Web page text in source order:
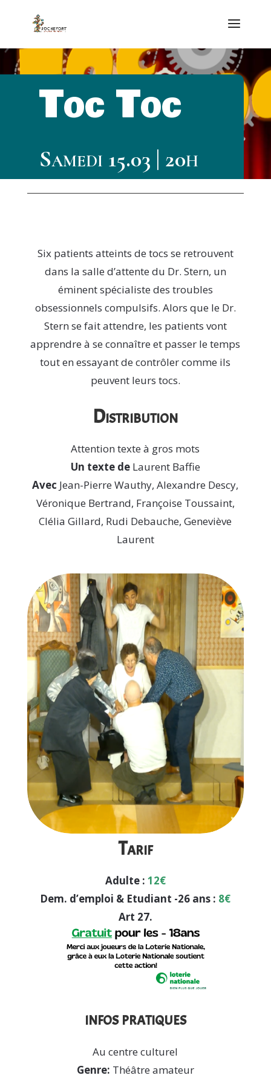
Toc Toc
Samedi 15.03 | 20h
Six patients atteints de tocs se retrouvent
dans la salle d’attente du Dr. Stern, un
éminent spécialiste des troubles
obsessionnels compulsifs. Alors que le Dr.
Stern se fait attendre, les patients vont
apprendre à se connaître et passer le temps
tout en essayant de contrôler comme ils
peuvent leurs tocs.
Distribution
Attention texte à gros mots
Un texte deLaurent Baffie
Avec Jean-Pierre Wauthy, Alexandre Descy,
Véronique Bertrand, Françoise Toussaint,
Clélia Gillard, Rudi Debauche, Geneviève
Laurent
Tarif
Adulte : 12€
Dem. d’emploi & Etudiant -26 ans : 8€
Art 27.
infos pratiques
Au centre culturel
Genre: Théâtre amateur